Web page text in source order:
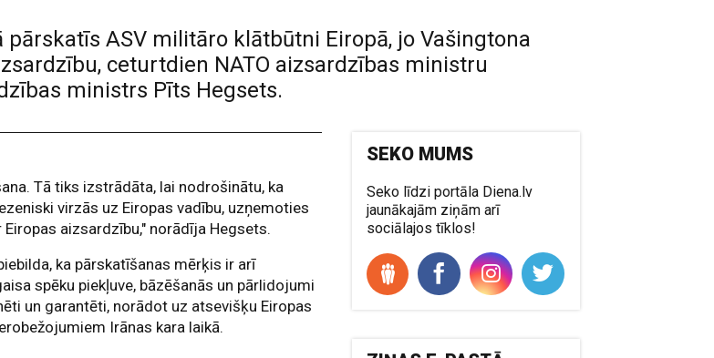
ASV militāro klātbūtni Eiropā, jo Vašingtona
ceturtdien NATO aizsardzības ministru
ministrs Pīts Hegsets.
Tā tiks izstrādāta, lai nodrošinātu, ka
virzās uz Eiropas vadību, uzņemoties
aizsardzību," norādīja Hegsets.
ka pārskatīšanas mērķis ir arī
spēku piekļuve, bāzēšanās un pārlidojumi
un garantēti, norādot uz atsevišķu Eiropas
Irānas kara laikā.
SEKO MUMS
Seko līdzi portāla Diena.lv
jaunākajām ziņām arī
sociālajos tīklos!